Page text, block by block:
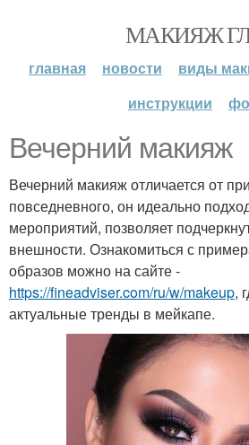
МАКИЯЖ
главная новости виды
инструкции
Вечерний макияж
Вечерний макияж отличается от
повседневного, он идеально
мероприятий, позволяет
внешности. Ознакомиться с
образов можно на сайте -
https://fineadviser.com/ru/w/makeup,
актуальные тренды в мейкапе.